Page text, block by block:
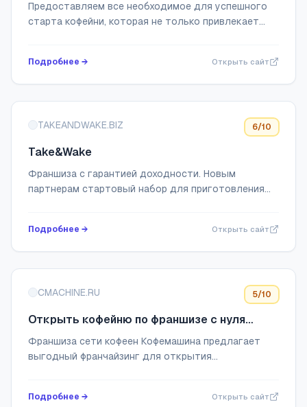
Предоставляем все необходимое для успешного
старта кофейни, которая не только привлекает
Подробнее → Открыть сайт
TAKEANDWAKE.BIZ 6/10
Take&Wake
Франшиза с гарантией доходности. Новым
партнерам стартовый набор для приготовления
Подробнее → Открыть сайт
CMACHINE.RU 5/10
Открыть кофейню по франшизе с нуля
Coffee Machine
Франшиза сети кофеен Кофемашина предлагает
выгодный франчайзинг для открытия
в Росси...
Подробнее → Открыть сайт